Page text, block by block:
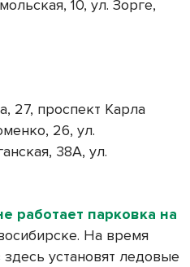
10, ул. Зорге,
27, проспект Карла
26, ул.
38А, ул.
работает парковка на
На время
установят ледовые